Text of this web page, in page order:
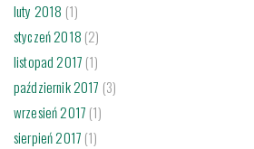
luty 2018 (1)
styczeń 2018 (2)
listopad 2017 (1)
październik 2017 (3)
wrzesień 2017 (1)
sierpień 2017 (1)